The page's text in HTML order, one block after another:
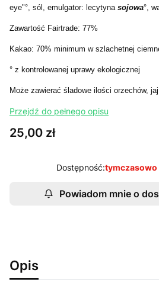
eye"°, sól, emulgator: lecytyna sojowa°,
Zawartość Fairtrade: 77%
Kakao: 70% minimum w szlachetnej
° z kontrolowanej uprawy ekologicznej
Może zawierać śladowe ilości orzechów,
Przejdź do pełnego opisu
Cena
25,00 zł
Dostępność:
Powiadom mnie o
Opis